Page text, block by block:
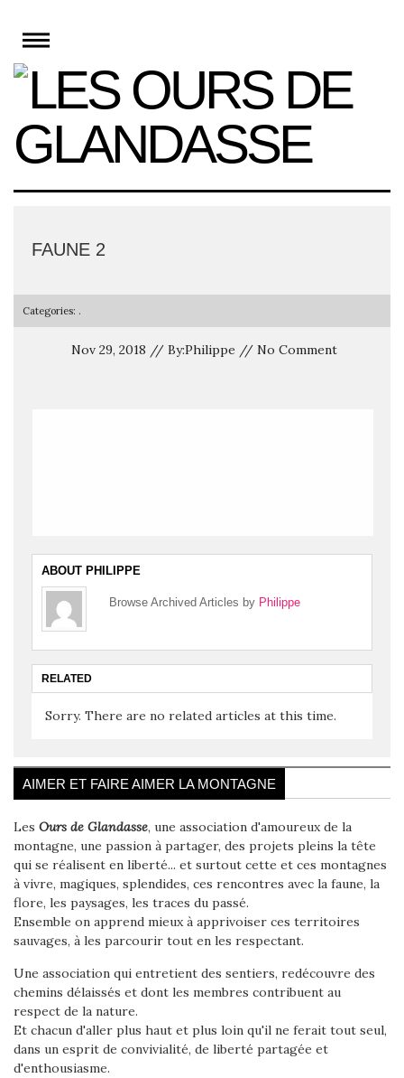
content
FAUNE 2
Categories: .
Nov 29, 2018 // By:Philippe // No Comment
ABOUT PHILIPPE
Browse Archived Articles by Philippe
RELATED
Sorry. There are no related articles at this time.
AIMER ET FAIRE AIMER LA MONTAGNE
Les Ours de Glandasse, une association d'amoureux de la
montagne, une passion à partager, des projets pleins la tête
qui se réalisent en liberté... et surtout cette et ces montagnes
à vivre, magiques, splendides, ces rencontres avec la faune, la
flore, les paysages, les traces du passé.
Ensemble on apprend mieux à apprivoiser ces territoires
sauvages, à les parcourir tout en les respectant.
Une association qui entretient des sentiers, redécouvre des
chemins délaissés et dont les membres contribuent au
respect de la nature.
Et chacun d'aller plus haut et plus loin qu'il ne ferait tout seul,
dans un esprit de convivialité, de liberté partagée et
d'enthousiasme.